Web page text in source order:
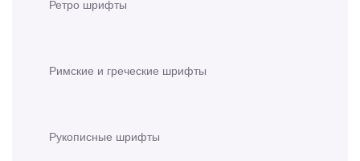
Ретро шрифты
Римские и греческие шрифты
Рукописные шрифты